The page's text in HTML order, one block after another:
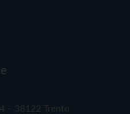
– 38122 Trento